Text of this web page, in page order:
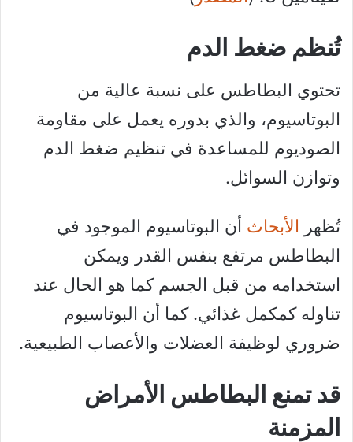
تُنظم ضغط الدم
تحتوي البطاطس على نسبة عالية من
البوتاسيوم، والذي بدوره يعمل على مقاومة
الصوديوم للمساعدة في تنظيم ضغط الدم
وتوازن السوائل.
تُظهر الأبحاث أن البوتاسيوم الموجود في
البطاطس مرتفع بنفس القدر ويمكن
استخدامه من قبل الجسم كما هو الحال عند
تناوله كمكمل غذائي. كما أن البوتاسيوم
ضروري لوظيفة العضلات والأعصاب الطبيعية.
قد تمنع البطاطس الأمراض
المزمنة